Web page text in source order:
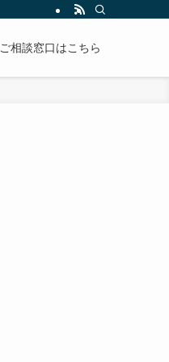
ご相談窓口はこちら